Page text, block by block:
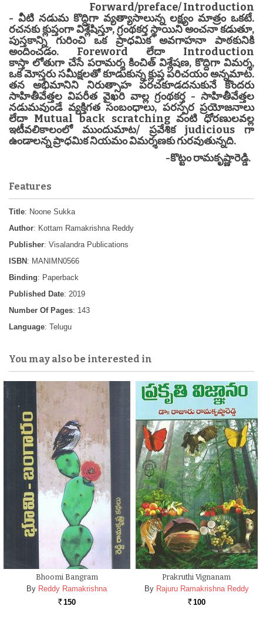
Forward/preface/ Introduction
- వీటి నడుమ కొద్దిగా వ్యత్యాసాలున్న లక్ష్యం మాత్రం ఒకటే.
రచనకు క్లుప్తంగా విశ్లేషిస్తూ, గ్రంథకర్త స్థాయిని అంచనా కడుతూ,
పుస్తకాన్ని గురించి ఒక ప్రాధమిక అవగాహనా పాఠకునికి
అందించడం. Foreword లేదా Introduction
కాస్తా లోతుగా చేసే పరామర్శ కించిత్ విశ్లేషణ, కొద్దిగా విమర్శ,
ఒక మోస్తరు సమీక్షలతో కూడుకున్న క్లుప్త పరిచయం అన్నమాట.
తన అభిమానిని నిరుత్సాహ పరచకూడదనుకునే కొందరు
సాహితీవేత్తల విపరీత వైఖరి వాల్ల గ్రంథకర్త - సాహితీవేత్తల
నడుమవుండే వ్యక్తిగత సంబంధాలు, పరస్పర ప్రయోజనాలు
లేదా Mutual back scratching వంటి ధోరణులవల్ల
ఇటీవలికాలంలో ముందుమాట/ ప్రవేశిక judicious గా
ఉండాలన్న ప్రాధమిక నియమం విమర్శణకు గురవుతున్నది.
-కొట్టం రామకృష్ణారెడ్డి.
Features
Title: Noone Sukka
Author: Kottam Ramakrishna Reddy
Publisher: Visalandra Publications
ISBN : MANIMN0566
Binding: Paperback
Published Date: 2019
Number Of Pages: 143
Language: Telugu
You may also be interested in
Bhoomi Bangram
By Reddy Ramakrishna
Rs. 150
Prakruthi Vignanam
By Rajuru Ramakrishna Reddy
Rs. 100